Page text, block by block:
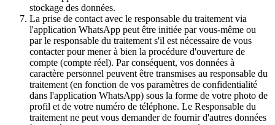
stockage des données.
La prise de contact avec le responsable du traitement via
l'application WhatsApp peut être initiée par vous-même ou
par le responsable du traitement s'il est nécessaire de vous
contacter pour mener à bien la procédure d'ouverture de
compte (compte réel). Par conséquent, vos données à
caractère personnel peuvent être transmises au responsable du
traitement (en fonction de vos paramètres de confidentialité
dans l'application WhatsApp) sous la forme de votre photo de
profil et de votre numéro de téléphone. Le Responsable du
traitement ne peut vous demander de fournir d'autres données